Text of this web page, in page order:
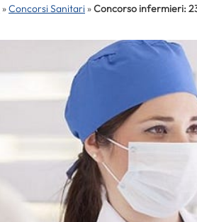
»Concorsi Sanitari »Concorso infermieri: